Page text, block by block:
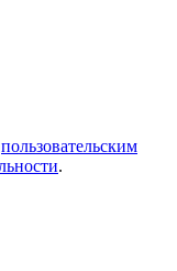
пользовательским
.